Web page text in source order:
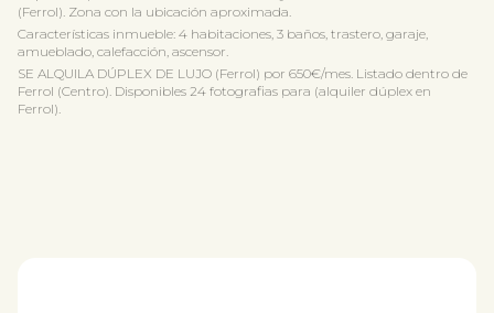
(Ferrol). Zona con la ubicación aproximada.
Características inmueble: 4 habitaciones, 3 baños, trastero, garaje,
amueblado, calefacción, ascensor.
SE ALQUILA DÚPLEX DE LUJO (Ferrol) por 650€/mes. Listado dentro de
Ferrol (Centro). Disponibles 24 fotografias para (alquiler dúplex en
Ferrol).